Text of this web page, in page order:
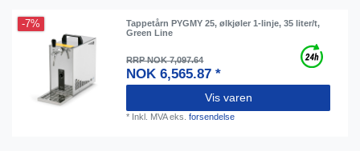
-7%
Tappetårn PYGMY 25, ølkjøler 1-linje, 35 liter/t,
Green Line
RRP NOK 7,097.64
NOK 6,565.87 *
Vis varen
* Inkl. MVAeks.forsendelse